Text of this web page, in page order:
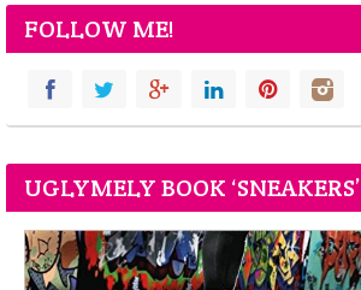
FOLLOW ME!
UGLYMELY BOOK ‘SNEAKERS’